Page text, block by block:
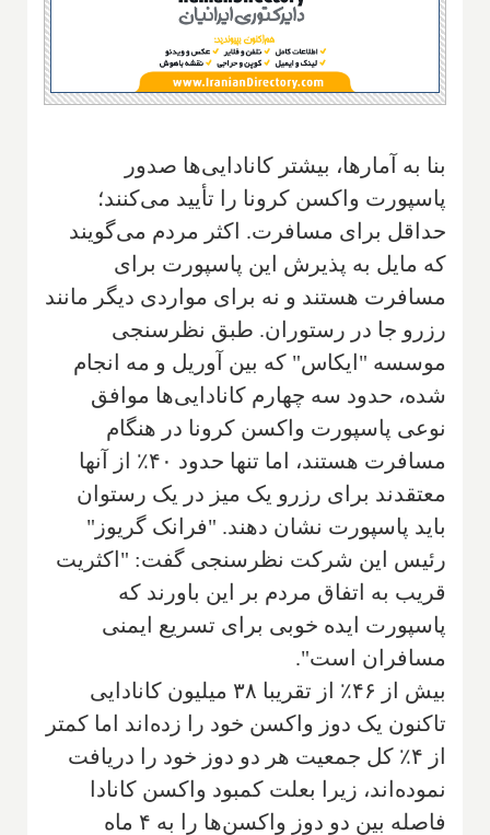
بنا به آمارها، بیشتر کانادایی‌ها صدور
پاسپورت واکسن کرونا را تأیید می‌کنند؛
حداقل برای مسافرت. اکثر مردم می‌گویند
که مایل به پذیرش این پاسپورت برای
مسافرت هستند و نه برای مواردی دیگر مانند
رزرو جا در رستوران. طبق نظرسنجی
موسسه "ایکاس" که بین آوریل و مه انجام
شده، حدود سه چهارم کانادایی‌ها موافق
نوعی پاسپورت واکسن کرونا در هنگام
مسافرت هستند، اما تنها حدود ۴۰٪ از آنها
معتقدند برای رزرو یک میز در یک رستوان
باید پاسپورت نشان دهند. "فرانک گریوز"
رئیس این شرکت نظرسنجی گفت: "اکثریت
قریب به اتفاق مردم بر این باورند که
پاسپورت ایده خوبی برای تسریع ایمنی
مسافران است".
بیش از ۴۶٪ از تقریبا ۳۸ میلیون کانادایی
تاکنون یک دوز واکسن خود را زده‌اند اما کمتر
از ۴٪ کل جمعیت هر دو دوز خود را دریافت
نموده‌اند، زیرا بعلت کمبود واکسن کانادا
فاصله بین دو دوز واکسن‌ها را به ۴ ماه